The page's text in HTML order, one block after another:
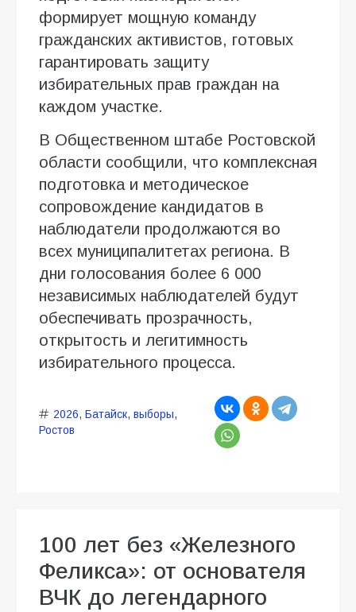
формирует мощную команду
гражданских активистов, готовых
гарантировать защиту
избирательных прав граждан на
каждом участке.
В Общественном штабе Ростовской
области сообщили, что комплексная
подготовка и методическое
сопровождение кандидатов в
наблюдатели продолжаются во
всех муниципалитетах региона. В
дни голосования более 6 000
независимых наблюдателей будут
обеспечивать прозрачность,
открытость и легитимность
избирательного процесса.
2026, Батайск, выборы,
Ростов
100 лет без «Железного
Феликса»: от основателя
ВЧК до легендарного